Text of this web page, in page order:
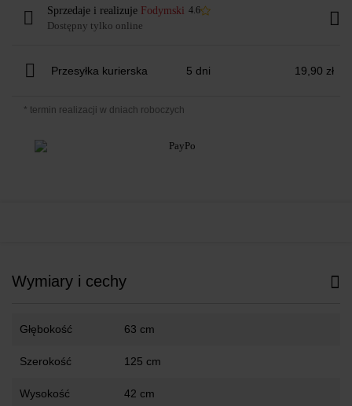
Sprzedaje i realizuje Fodymski 4.6
Dostępny tylko online
Przesyłka kurierska 5 dni 19,90 zł
* termin realizacji w dniach roboczych
Wymiary i cechy
Głębokość 63 cm
Szerokość 125 cm
Wysokość 42 cm